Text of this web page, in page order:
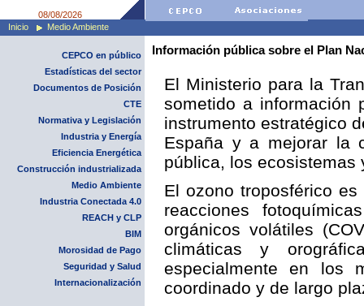
08/08/2026
Inicio
Medio Ambiente
CEPCO en público
Estadísticas del sector
Documentos de Posición
CTE
Normativa y Legislación
Industria y Energía
Eficiencia Energética
Construcción industrializada
Medio Ambiente
Industria Conectada 4.0
REACH y CLP
BIM
Morosidad de Pago
Seguridad y Salud
Internacionalización
Información pública sobre el Plan
El Ministerio para la
sometido a información
instrumento estratégico
España y a mejorar la
pública, los ecosistemas
El ozono troposférico
reacciones
orgánicos volátiles
climáticas y
especialmente en los
coordinado y de largo